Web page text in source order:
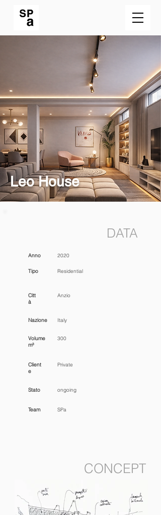
DATA
Anno 2020
Tipo Residential
Citt
à
Nazione
Volume
m³
Client
e
Stato
Team
Anzio
Italy
300
Private
ongoing
SPa
CONCEPT
Leo House